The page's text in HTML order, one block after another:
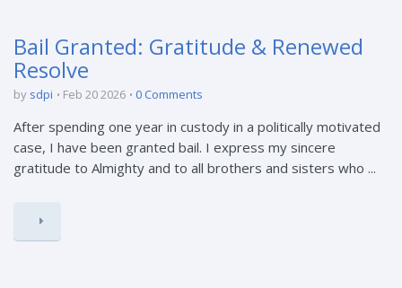
Bail Granted: Gratitude & Renewed
Resolve
by sdpi Feb 20 2026 0 Comments
After spending one year in custody in a politically motivated
case, I have been granted bail. I express my sincere
gratitude to Almighty and to all brothers and sisters who ...